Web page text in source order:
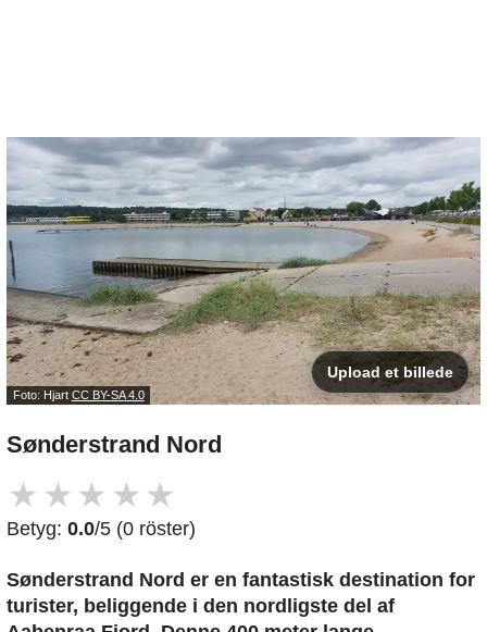
Foto: Hjart CC BY-SA 4.0
Upload et billede
Sønderstrand Nord
★ ★ ★ ★ ★
Betyg: 0.0/5 (0 röster)
Sønderstrand Nord er en fantastisk destination for
turister, beliggende i den nordligste del af